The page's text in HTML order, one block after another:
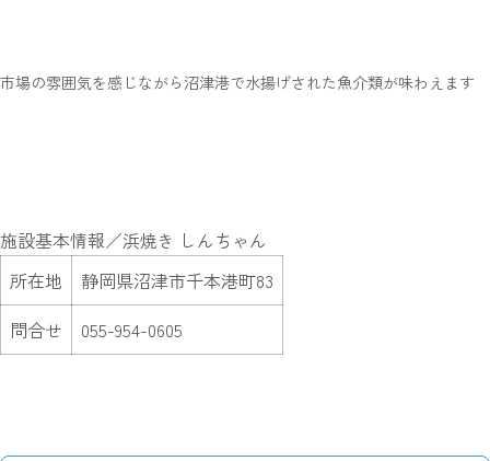
市場の雰囲気を感じながら沼津港で水揚げされた魚介類が味わえます
施設基本情報／浜焼き しんちゃん
所在地
静岡県沼津市千本港町83
問合せ
055-954-0605